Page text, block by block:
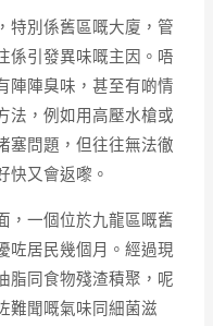
特別係舊區嘅大廈，管
係引發異味嘅主因。唔
陣陣臭味，甚至有啲情
法，例如用高壓水槍或
塞問題，但往往無法徹
快又會返嚟。
，一個位於九龍區嘅舊
咗居民幾個月。經過現
脂同食物殘渣積聚，呢
難聞嘅氣味同細菌滋